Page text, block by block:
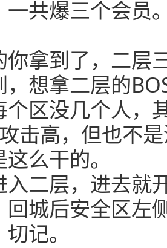
一共爆三个会员
你拿到了，二层
，想拿二层的
个区没几个人，
击高，但也不
么干的。
入二层，进去就
回城后安全区左
记。